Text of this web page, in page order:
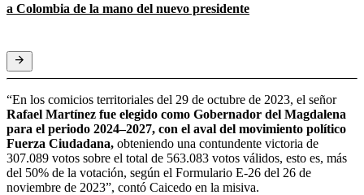
a Colombia de la mano del nuevo presidente
“En los comicios territoriales del 29 de octubre de 2023, el señor
Rafael Martínez fue elegido como Gobernador del Magdalena
para el periodo 2024–2027, con el aval del movimiento político
Fuerza Ciudadana, obteniendo una contundente victoria de
307.089 votos sobre el total de 563.083 votos válidos, esto es, más
del 50% de la votación, según el Formulario E-26 del 26 de
noviembre de 2023”, contó Caicedo en la misiva.